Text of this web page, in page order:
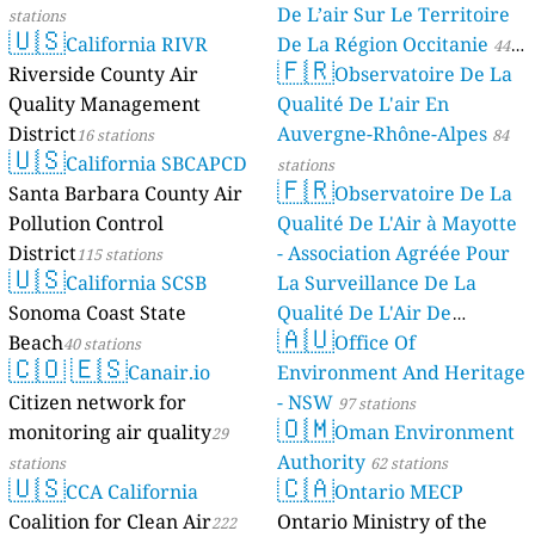
stations
🇺🇸California RIVR
Riverside County Air
Quality Management
District16 stations
🇺🇸California SBCAPCD
Santa Barbara County Air
Pollution Control
District115 stations
🇺🇸California SCSB
Sonoma Coast State
Beach40 stations
🇨🇴🇪🇸Canair.io
Citizen network for
monitoring air quality29
stations
🇺🇸CCA California
Coalition for Clean Air222
De L’air Sur Le Territoire
De La Région Occitanie 44
stations
🇫🇷Observatoire De La
Qualité De L'air En
Auvergne-Rhône-Alpes 84
stations
🇫🇷Observatoire De La
Qualité De L'Air à Mayotte
- Association Agréée Pour
La Surveillance De La
Qualité De L'Air De
Mayotte 4 stations
🇦🇺Office Of
Environment And Heritage
- NSW 97 stations
🇴🇲Oman Environment
Authority 62 stations
🇨🇦Ontario MECP
Ontario Ministry of the